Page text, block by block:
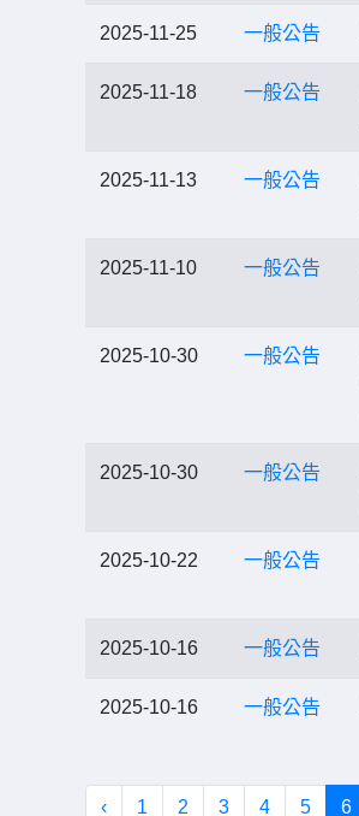
2025-11-25 一般公告
2025-11-18 一般公告
2025-11-13 一般公告
2025-11-10 一般公告
2025-10-30 一般公告
2025-10-30 一般公告
2025-10-22 一般公告
2025-10-16 一般公告
2025-10-16 一般公告
‹ 1 2 3 4 5 6